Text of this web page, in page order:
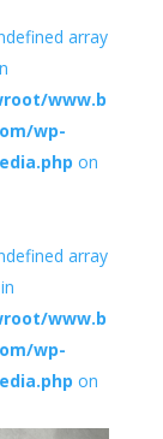
array
www.b
wp-
on
array
www.b
wp-
on